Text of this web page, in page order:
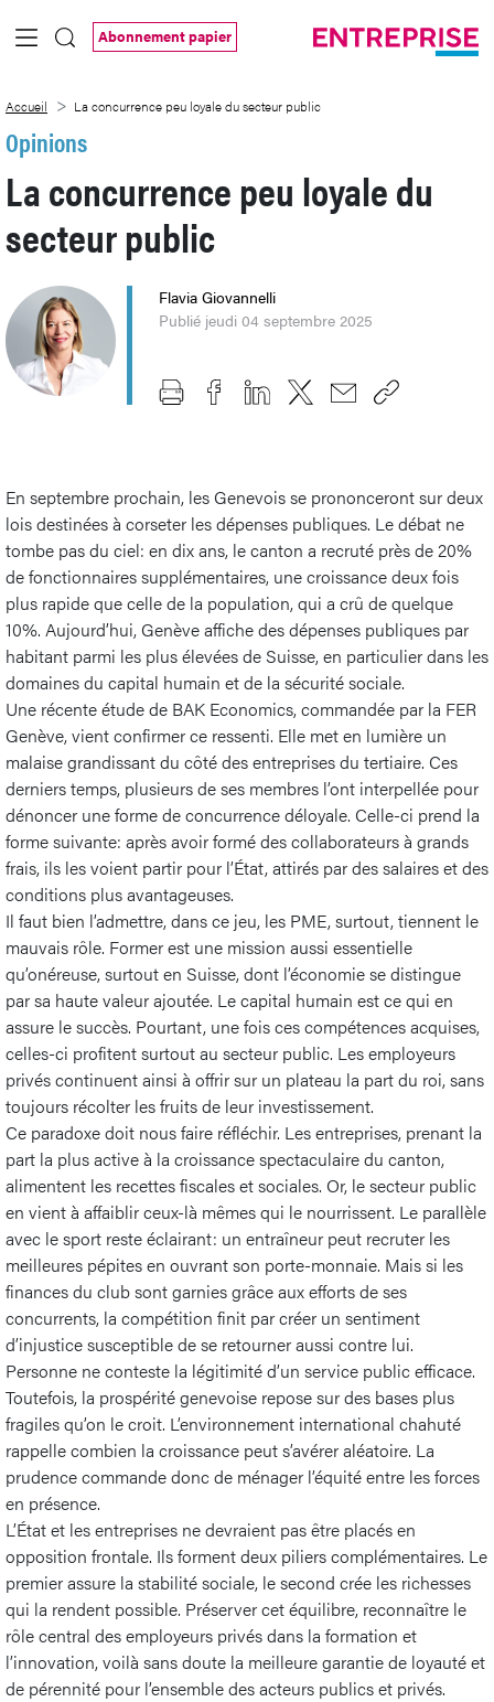
Saut au contenu principal
Abonnement papier
Accueil La concurrence peu loyale du secteur public
Opinions
La concurrence peu loyale du
secteur public
Flavia Giovannelli
Publié jeudi 04 septembre 2025
En septembre prochain, les Genevois se prononceront sur deux
lois destinées à corseter les dépenses publiques. Le débat ne
tombe pas du ciel: en dix ans, le canton a recruté près de 20%
de fonctionnaires supplémentaires, une croissance deux fois
plus rapide que celle de la population, qui a crû de quelque
10%. Aujourd’hui, Genève affiche des dépenses publiques par
habitant parmi les plus élevées de Suisse, en particulier dans les
domaines du capital humain et de la sécurité sociale.
Une récente étude de BAK Economics, commandée par la FER
Genève, vient confirmer ce ressenti. Elle met en lumière un
malaise grandissant du côté des entreprises du tertiaire. Ces
derniers temps, plusieurs de ses membres l’ont interpellée pour
dénoncer une forme de concurrence déloyale. Celle-ci prend la
forme suivante: après avoir formé des collaborateurs à grands
frais, ils les voient partir pour l’État, attirés par des salaires et des
conditions plus avantageuses.
Il faut bien l’admettre, dans ce jeu, les PME, surtout, tiennent le
mauvais rôle. Former est une mission aussi essentielle
qu’onéreuse, surtout en Suisse, dont l’économie se distingue
par sa haute valeur ajoutée. Le capital humain est ce qui en
assure le succès. Pourtant, une fois ces compétences acquises,
celles-ci profitent surtout au secteur public. Les employeurs
privés continuent ainsi à offrir sur un plateau la part du roi, sans
toujours récolter les fruits de leur investissement.
Ce paradoxe doit nous faire réfléchir. Les entreprises, prenant la
part la plus active à la croissance spectaculaire du canton,
alimentent les recettes fiscales et sociales. Or, le secteur public
en vient à affaiblir ceux-là mêmes qui le nourrissent. Le parallèle
avec le sport reste éclairant: un entraîneur peut recruter les
meilleures pépites en ouvrant son porte-monnaie. Mais si les
finances du club sont garnies grâce aux efforts de ses
concurrents, la compétition finit par créer un sentiment
d’injustice susceptible de se retourner aussi contre lui.
Personne ne conteste la légitimité d’un service public efficace.
Toutefois, la prospérité genevoise repose sur des bases plus
fragiles qu’on le croit. L’environnement international chahuté
rappelle combien la croissance peut s’avérer aléatoire. La
prudence commande donc de ménager l’équité entre les forces
en présence.
L’État et les entreprises ne devraient pas être placés en
opposition frontale. Ils forment deux piliers complémentaires. Le
premier assure la stabilité sociale, le second crée les richesses
qui la rendent possible. Préserver cet équilibre, reconnaître le
rôle central des employeurs privés dans la formation et
l’innovation, voilà sans doute la meilleure garantie de loyauté et
de pérennité pour l’ensemble des acteurs publics et privés.